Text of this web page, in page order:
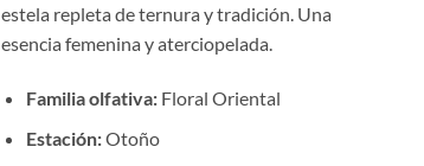
estela repleta de ternura y tradición. Una
esencia femenina y aterciopelada.
Familia olfativa:Floral Oriental
Estación:Otoño